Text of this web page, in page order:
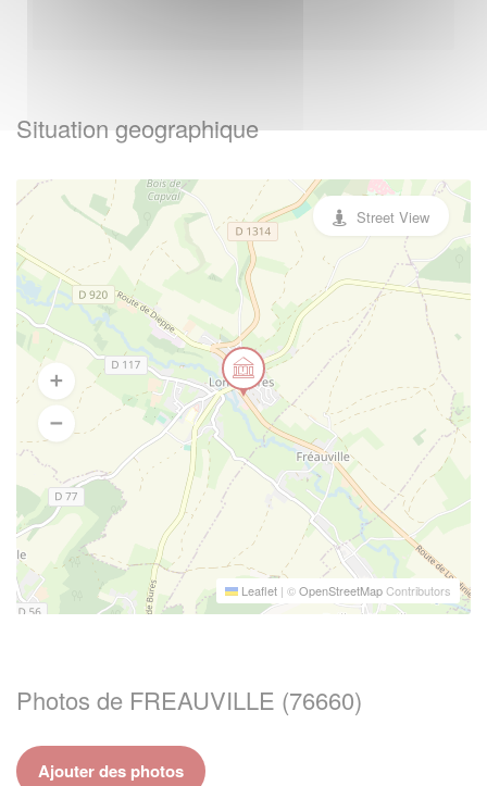
Situation geographique
Leaflet | ©OpenStreetMapContributors
Street View
Photos de FREAUVILLE (76660)
Ajouter des photos